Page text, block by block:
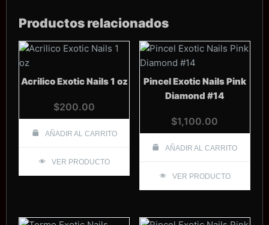
cantidad
Productos relacionados
Acrilico Exotic Nails 1 oz
$200.00
AÑADIR AL CARRITO
VER PRODUCTO
Pincel Exotic Nails Pink
Diamond #14
$1,100.00
AÑADIR AL CARRITO
VER PRODUCTO